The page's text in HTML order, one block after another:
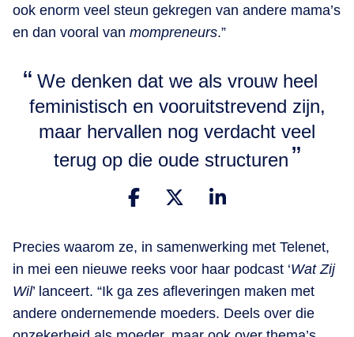
ook enorm veel steun gekregen van andere mama’s
en dan vooral van mompreneurs.”
We denken dat we als vrouw heel
feministisch en vooruitstrevend zijn,
maar hervallen nog verdacht veel
terug op die oude structuren
Precies waarom ze, in samenwerking met Telenet,
in mei een nieuwe reeks voor haar podcast ‘Wat Zij
Wil’ lanceert. “Ik ga zes afleveringen maken met
andere ondernemende moeders. Deels over die